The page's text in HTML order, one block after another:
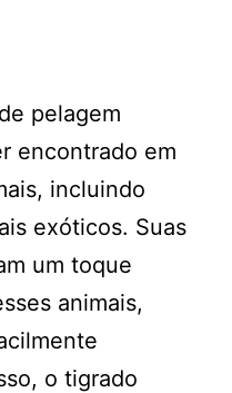
pelagem
encontrado em
incluindo
exóticos. Suas
um toque
animais,
o tigrado